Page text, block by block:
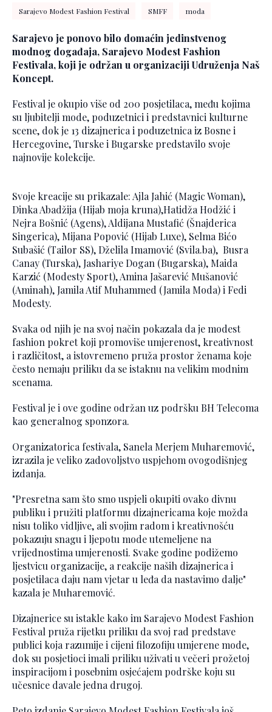
Sarajevo Modest Fashion Festival SMFF moda
Sarajevo je ponovo bilo domaćin jedinstvenog
modnog događaja, Sarajevo Modest Fashion
Festivala, koji je održan u organizaciji Udruženja Naš
Koncept.
Festival je okupio više od 200 posjetilaca, među kojima
su ljubitelji mode, poduzetnici i predstavnici kulturne
scene, dok je 13 dizajnerica i poduzetnica iz Bosne i
Hercegovine, Turske i Bugarske predstavilo svoje
najnovije kolekcije.
Svoje kreacije su prikazale: Ajla Jahić (Magic Woman),
Dinka Abadžija (Hijab moja kruna),Hatidža Hodžić i
Nejra Bošnić (Agens), Aldijana Mustafić (Šnajderica
Singerica), Mijana Popović (Hijab Luxe), Selma Bićo
Subašić (Tailor SS), Dželila Imamović (Svila.ba), Busra
Canay (Turska), Jashariye Dogan (Bugarska), Maida
Karzić (Modesty Sport), Amina Jašarević Mušanović
(Aminah), Jamila Atif Muhammed (Jamila Moda) i Fedi
Modesty.
Svaka od njih je na svoj način pokazala da je modest
fashion pokret koji promoviše umjerenost, kreativnost
i različitost, a istovremeno pruža prostor ženama koje
često nemaju priliku da se istaknu na velikim modnim
scenama.
Festival je i ove godine održan uz podršku BH Telecoma
kao generalnog sponzora.
Organizatorica festivala, Sanela Merjem Muharemović,
izrazila je veliko zadovoljstvo uspjehom ovogodišnjeg
izdanja.
"Presretna sam što smo uspjeli okupiti ovako divnu
publiku i pružiti platformu dizajnericama koje možda
nisu toliko vidljive, ali svojim radom i kreativnošću
pokazuju snagu i ljepotu mode utemeljene na
vrijednostima umjerenosti. Svake godine podižemo
ljestvicu organizacije, a reakcije naših dizajnerica i
posjetilaca daju nam vjetar u leđa da nastavimo dalje"
kazala je Muharemović.
Dizajnerice su istakle kako im Sarajevo Modest Fashion
Festival pruža rijetku priliku da svoj rad predstave
publici koja razumije i cijeni filozofiju umjerene mode,
dok su posjetioci imali priliku uživati u večeri prožetoj
inspiracijom i posebnim osjećajem podrške koju su
učesnice davale jedna drugoj.